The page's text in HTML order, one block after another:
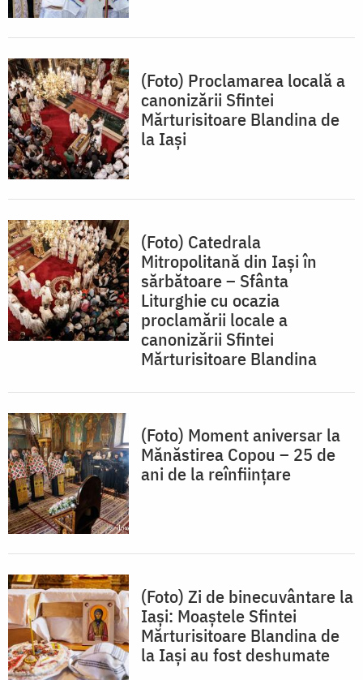
(Foto) Proclamarea locală a
canonizării Sfintei
Mărturisitoare Blandina de
la Iași
(Foto) Catedrala
Mitropolitană din Iași în
sărbătoare – Sfânta
Liturghie cu ocazia
proclamării locale a
canonizării Sfintei
Mărturisitoare Blandina
(Foto) Moment aniversar la
Mănăstirea Copou – 25 de
ani de la reînființare
(Foto) Zi de binecuvântare la
Iași: Moaștele Sfintei
Mărturisitoare Blandina de
la Iași au fost deshumate